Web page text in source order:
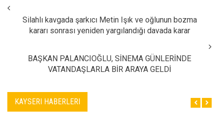
Silahlı kavgada şarkıcı Metin Işık ve oğlunun bozma
kararı sonrası yeniden yargılandığı davada karar
BAŞKAN PALANCIOĞLU, SİNEMA GÜNLERİNDE
VATANDAŞLARLA BİR ARAYA GELDİ
KAYSERI HABERLERI